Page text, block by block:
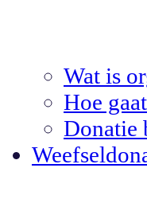
Wat is
Hoe
Donatie